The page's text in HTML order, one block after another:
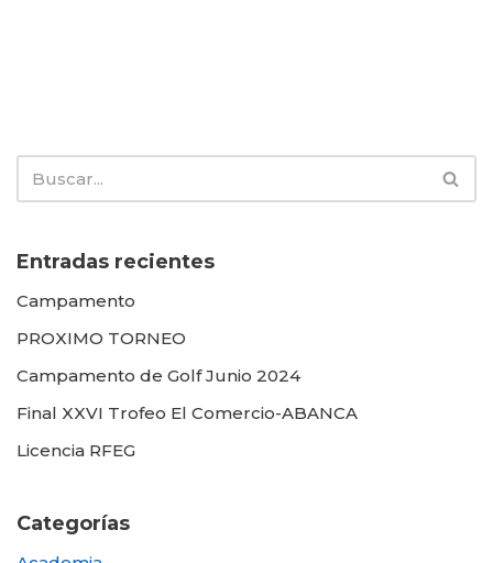
Entradas recientes
Campamento
PROXIMO TORNEO
Campamento de Golf Junio 2024
Final XXVI Trofeo El Comercio-ABANCA
Licencia RFEG
Categorías